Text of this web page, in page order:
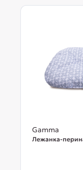
Gamma
Лежанка-